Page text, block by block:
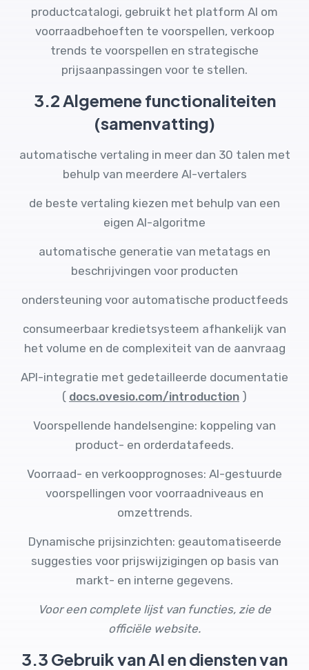
productcatalogi, gebruikt het platform AI om
voorraadbehoeften te voorspellen, verkoop
trends te voorspellen en strategische
prijsaanpassingen voor te stellen.
3.2 Algemene functionaliteiten
(samenvatting)
automatische vertaling in meer dan 30 talen met
behulp van meerdere AI-vertalers
de beste vertaling kiezen met behulp van een
eigen AI-algoritme
automatische generatie van metatags en
beschrijvingen voor producten
ondersteuning voor automatische productfeeds
consumeerbaar kredietsysteem afhankelijk van
het volume en de complexiteit van de aanvraag
API-integratie met gedetailleerde documentatie
( docs.ovesio.com/introduction )
Voorspellende handelsengine: koppeling van
product- en orderdatafeeds.
Voorraad- en verkoopprognoses: AI-gestuurde
voorspellingen voor voorraadniveaus en
omzettrends.
Dynamische prijsinzichten: geautomatiseerde
suggesties voor prijswijzigingen op basis van
markt- en interne gegevens.
Voor een complete lijst van functies, zie de
officiële website.
3.3 Gebruik van AI en diensten van